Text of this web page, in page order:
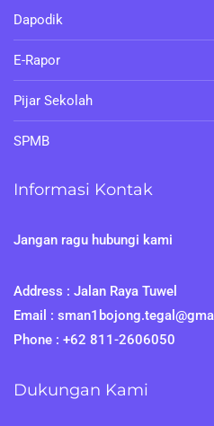
Dapodik
E-Rapor
Pijar Sekolah
SPMB
Informasi Kontak
Jangan ragu hubungi kami
Address : Jalan Raya Tuwel
Email :
Phone : +62 811-2606050
Dukungan Kami